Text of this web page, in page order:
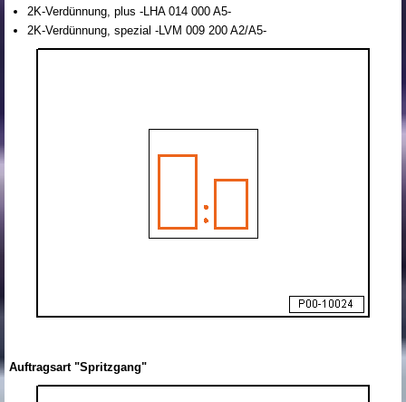
2K-Verdünnung, plus -LHA 014 000 A5-
2K-Verdünnung, spezial -LVM 009 200 A2/A5-
Auftragsart "Spritzgang"